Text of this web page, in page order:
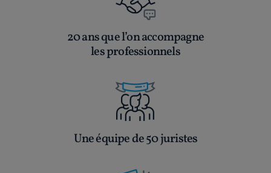
20 ans que l’on accompagne
les professionnels
Une équipe de 50 juristes